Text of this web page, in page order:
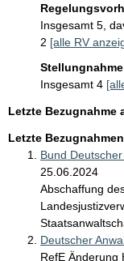
Insgesamt 5,
2 [alle RV
Insgesamt 4
Letzte Bezugnahme
Letzte
Bund
25.06.2024
Abschaffung
Deutscher
RefE Änderung